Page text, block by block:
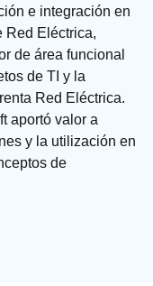
e integración en
Red Eléctrica,
de área funcional
de TI y la
Red Eléctrica.
aportó valor a
y la utilización en
de